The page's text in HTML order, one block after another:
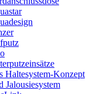
Haltesystem-Konzept
Jalousiesystem